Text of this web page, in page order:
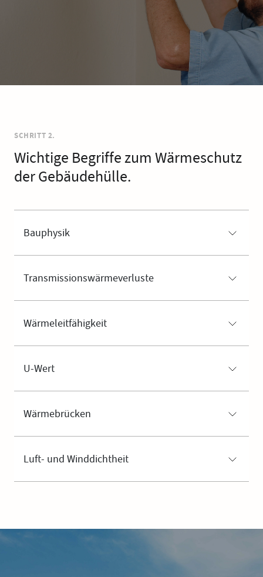
SCHRITT 2.
Wichtige Begriffe zum Wärmeschutz
der Gebäudehülle.
Bauphysik
Transmissionswärmeverluste
Wärmeleitfähigkeit
U-Wert
Wärmebrücken
Luft- und Winddichtheit